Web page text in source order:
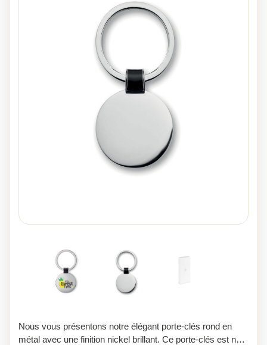
Nous vous présentons notre élégant porte-clés rond en
métal avec une finition nickel brillant. Ce porte-clés est non